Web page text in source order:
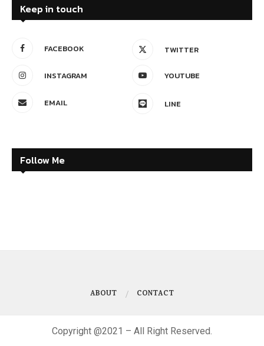
Keep in touch
FACEBOOK TWITTER
INSTAGRAM YOUTUBE
EMAIL LINE
Follow Me
ABOUT CONTACT
Copyright @2021 – All Right Reserved.